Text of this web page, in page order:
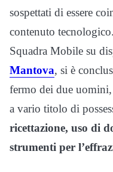
sospettati di essere
contenuto
Squadra Mobile su
Mantova, si è
fermo dei due
a vario titolo di
ricettazione, uso di
strumenti per